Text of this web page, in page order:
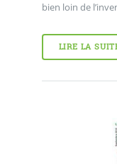
bien loin de
LIRE LA